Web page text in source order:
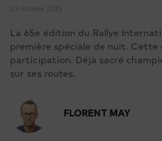
La 65e édition du Rallye
première spéciale de nuit.
participation. Déjà sacré
sur ses routes.
FLORENT MAY